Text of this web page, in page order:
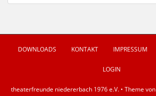
DOWNLOADS KONTAKT IMPRESSUM
LOGIN
theaterfreunde niedererbach 1976 e.V. • Theme von